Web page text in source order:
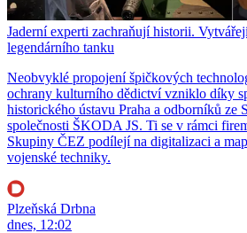
Jaderní experti zachraňují historii.
legendárního tanku
Neobvyklé propojení špičkových
ochrany kulturního dědictví vzniklo díky
historického ústavu Praha a odborníků ze
společnosti ŠKODA JS. Ti se v rámci
Skupiny ČEZ podílejí na digitalizaci a
vojenské techniky.
Plzeňská Drbna
dnes, 12:02